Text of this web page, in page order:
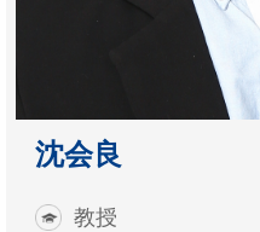
沈会良
教授